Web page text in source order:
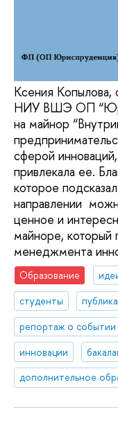
Ксения Копылова,
НИУ ВШЭ ОП
на майнор
сферой
привлекала ее.
которое
направлении
ценное и
майноре,
менеджмента
Образование
студенты
репортаж о событии
инновации
дополнительное